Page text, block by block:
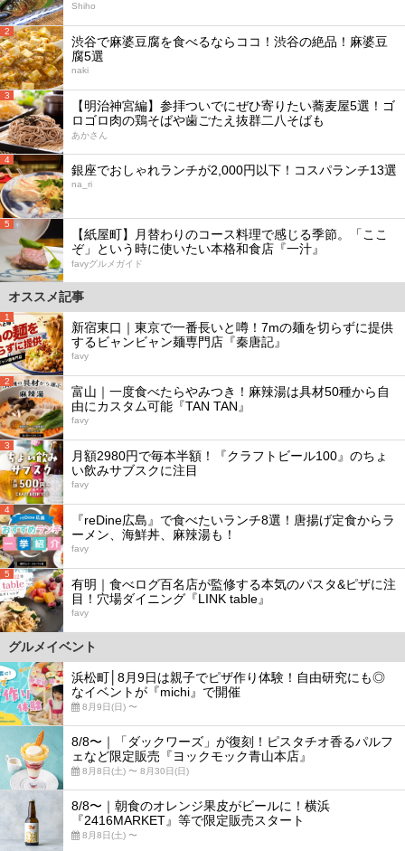
Shiho
2
渋谷で麻婆豆腐を食べるならココ！渋谷の絶品！麻婆豆
腐5選
naki
3
【明治神宮編】参拝ついでにぜひ寄りたい蕎麦屋5選！ゴ
ロゴロ肉の鶏そばや歯ごたえ抜群二八そばも
あかさん
4
銀座でおしゃれランチが2,000円以下！コスパランチ13選
na_ri
5
【紙屋町】月替わりのコース料理で感じる季節。「ここ
ぞ」という時に使いたい本格和食店『一汁』
favyグルメガイド
オススメ記事
1
新宿東口｜東京で一番長いと噂！7mの麺を切らずに提供
するビャンビャン麺専門店『秦唐記』
favy
2
富山｜一度食べたらやみつき！麻辣湯は具材50種から自
由にカスタム可能『TAN TAN』
favy
3
月額2980円で毎本半額！『クラフトビール100』のちょ
い飲みサブスクに注目
favy
4
『reDine広島』で食べたいランチ8選！唐揚げ定食からラ
ーメン、海鮮丼、麻辣湯も！
favy
5
有明｜食べログ百名店が監修する本気のパスタ&ピザに注
目！穴場ダイニング『LINK table』
favy
グルメイベント
浜松町│8月9日は親子でピザ作り体験！自由研究にも◎
なイベントが『michi』で開催
8月9日(日) 〜
8/8〜｜「ダックワーズ」が復刻！ピスタチオ香るパルフ
ェなど限定販売『ヨックモック青山本店』
8月8日(土) 〜 8月30日(日)
8/8〜｜朝食のオレンジ果皮がビールに！横浜
『2416MARKET』等で限定販売スタート
8月8日(土) 〜